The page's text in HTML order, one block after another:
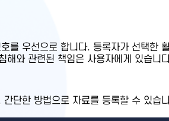
를 우선으로 합니다. 등록자가 선택한
해와 관련된 책임은 사용자에게 있습니
간단한 방법으로 자료를 등록할 수 있